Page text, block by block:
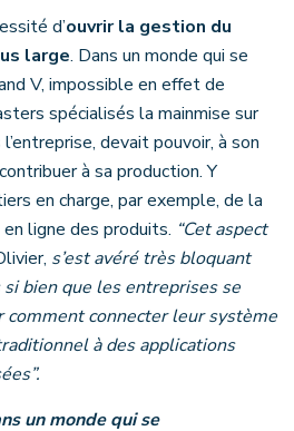
d’ouvrir la gestion du
large. Dans un monde qui se
V, impossible en effet de
spécialisés la mainmise sur
devait pouvoir, à son
à sa production. Y
en charge, par exemple, de la
ligne des produits. “Cet aspect
s’est avéré très bloquant
bien que les entreprises se
comment connecter leur système
à des applications
un monde qui se